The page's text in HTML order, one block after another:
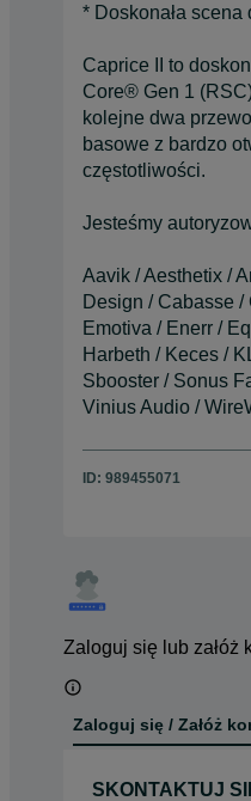
* Doskonała
Caprice II to
Core® Gen 1
kolejne dwa
basowe z bardzo
częstotliwości.
Jesteśmy
Aavik / Aesthetix /
Design / Cabasse
Emotiva / Enerr /
Harbeth / Keces /
Sbooster / Sonus
Vinius Audio /
ID: 989455071
Zaloguj się lub załóż
Zaloguj się / Załóż
SKONTAKTUJ